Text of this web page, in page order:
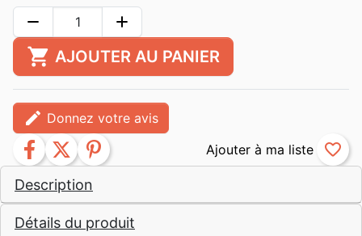
Description
Détails du produit
remove add
shopping_cart AJOUTER AU PANIER
edit Donnez votre avis
facebook twitter pinterest favorite_border